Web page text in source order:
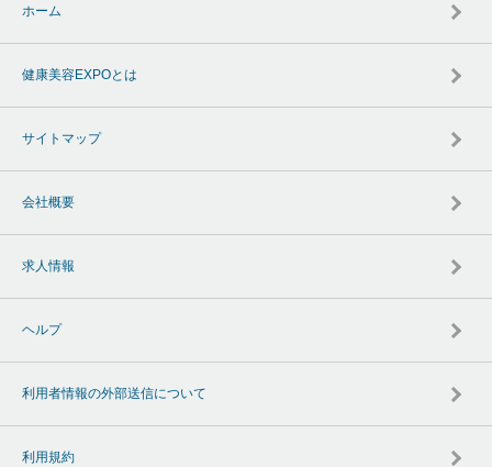
ホーム
健康美容EXPOとは
サイトマップ
会社概要
求人情報
ヘルプ
利用者情報の外部送信について
利用規約